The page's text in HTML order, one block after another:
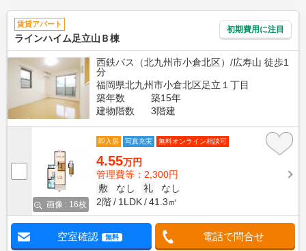
賃貸アパート
ラインハイム足立山Ｂ棟
初期費用に注目
西鉄バス（北九州市小倉北区）/広寿山 徒歩1
分
福岡県北九州市小倉北区足立１丁目
築年数
築15年
建物階数
3階建
画像 : 16枚
即入居 写真充実 無料オンライン相談可
4.55万円
管理費等：2,300円
敷
なし 礼
なし
2階
1LDK 41.3㎡
空室確認 無料 電話で問合せ